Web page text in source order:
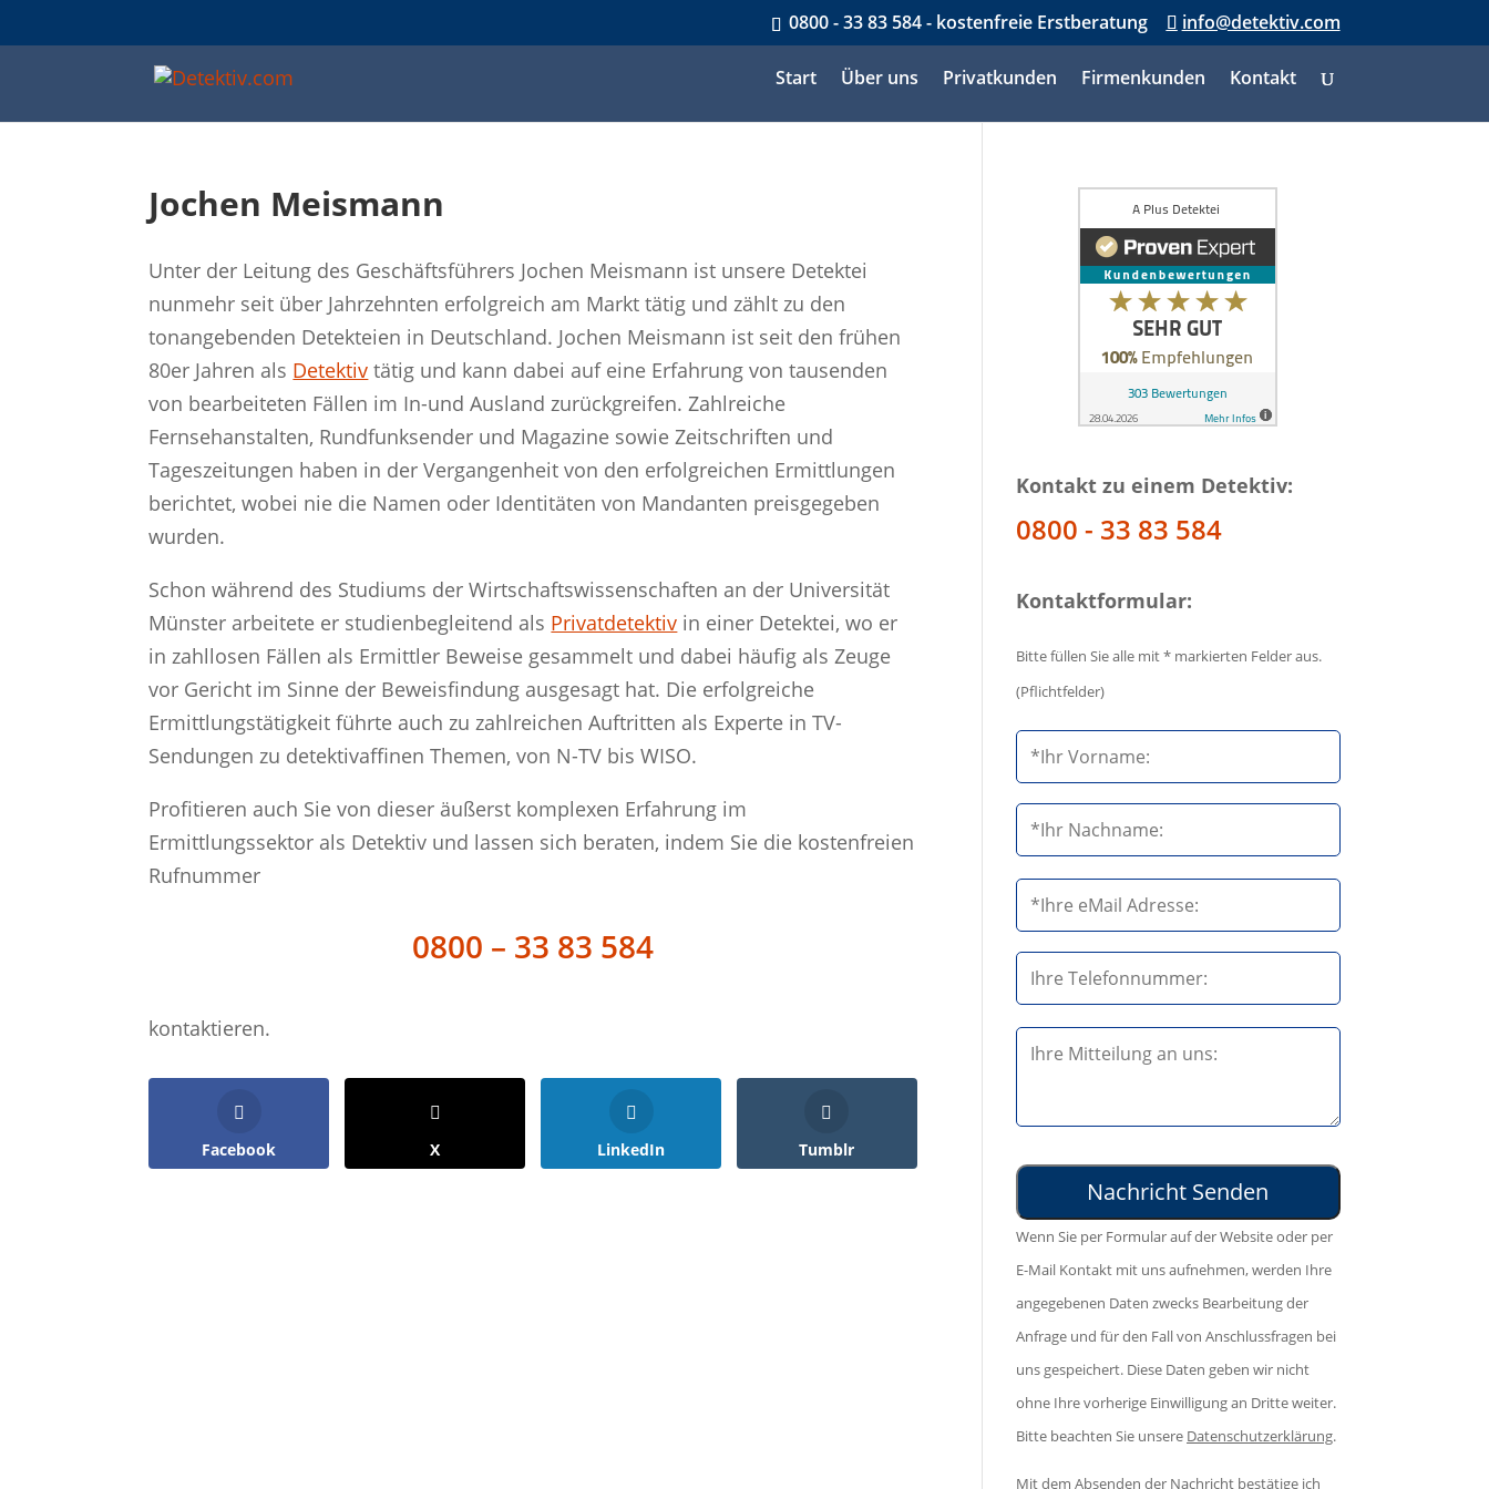
0800 - 33 83 584 - kostenfreie Erstberatung info@detektiv.com
Start Über uns Privatkunden Firmenkunden Kontakt
Jochen Meismann
Unter der Leitung des Geschäftsführers Jochen Meismann ist unsere Detektei
nunmehr seit über Jahrzehnten erfolgreich am Markt tätig und zählt zu den
tonangebenden Detekteien in Deutschland. Jochen Meismann ist seit den frühen
80er Jahren als Detektiv tätig und kann dabei auf eine Erfahrung von tausenden
von bearbeiteten Fällen im In-und Ausland zurückgreifen. Zahlreiche
Fernsehanstalten, Rundfunksender und Magazine sowie Zeitschriften und
Tageszeitungen haben in der Vergangenheit von den erfolgreichen Ermittlungen
berichtet, wobei nie die Namen oder Identitäten von Mandanten preisgegeben
wurden.
Schon während des Studiums der Wirtschaftswissenschaften an der Universität
Münster arbeitete er studienbegleitend als Privatdetektiv in einer Detektei, wo er
in zahllosen Fällen als Ermittler Beweise gesammelt und dabei häufig als Zeuge
vor Gericht im Sinne der Beweisfindung ausgesagt hat. Die erfolgreiche
Ermittlungstätigkeit führte auch zu zahlreichen Auftritten als Experte in TV-
Sendungen zu detektivaffinen Themen, von N-TV bis WISO.
Profitieren auch Sie von dieser äußerst komplexen Erfahrung im
Ermittlungssektor als Detektiv und lassen sich beraten, indem Sie die kostenfreien
Rufnummer
0800 – 33 83 584
kontaktieren.
Facebook X LinkedIn Tumblr
Kontakt zu einem Detektiv:
0800 - 33 83 584
Kontaktformular:
Bitte füllen Sie alle mit * markierten Felder aus.
(Pflichtfelder)
i
t
t
e
a
s
s
e
s
F
e
l
d
l
e
e
i
t
t
e
s
s
d
i
s
s
F
e
l
a
s
s
e
d
i
e
s
Wenn Sie per Formular auf der Website oder per
E-Mail Kontakt mit uns aufnehmen, werden Ihre
angegebenen Daten zwecks Bearbeitung der
Anfrage und für den Fall von Anschlussfragen bei
uns gespeichert. Diese Daten geben wir nicht
ohne Ihre vorherige Einwilligung an Dritte weiter.
Bitte beachten Sie unsere Datenschutzerklärung.
Mit dem Absenden der Nachricht bestätige ich